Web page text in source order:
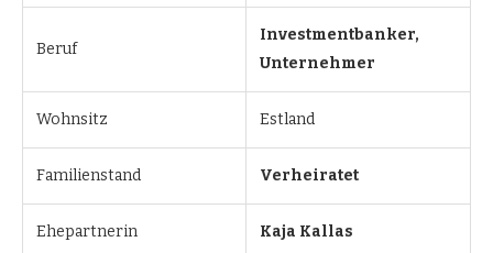
Beruf
Investmentbanker,
Unternehmer
Wohnsitz Estland
Familienstand Verheiratet
Ehepartnerin Kaja Kallas